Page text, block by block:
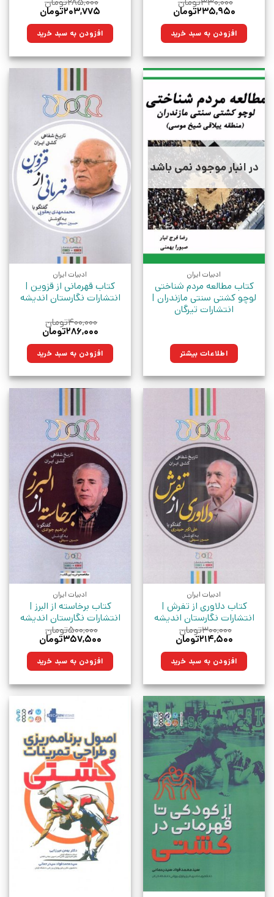
قیمت
۳۳۰,۰۰۰تومان
بود.
۲۳۵,۹۵۰تومان
۲۳۵,۹۵۰تومان.افزودن به سبد خرید
قیمت
۲۸۵,۰۰۰تومان
بود.
۲۰۳,۷۷۵تومان
۲۰۳,۷۷۵تومان.افزودن به سبد خرید
در انبار موجود نمی باشد
ادبیات ایران
کتاب مطالعه مردم شناختی
لوچو کشتی سنتی مازندران |
انتشارات تیرگان
اطلاعات بیشتر
ادبیات ایران
کتاب قهرمانی از قزوین |
انتشارات نگارستان اندیشه
۴۰۰,۰۰۰تومان
قیمت
۴۰۰,۰۰۰تومان
بود.
۲۸۶,۰۰۰تومان
۲۸۶,۰۰۰تومان.افزودن به سبد خرید
ادبیات ایران
کتاب دلاوری از تفرش |
انتشارات نگارستان اندیشه
۳۰۰,۰۰۰تومان
قیمت
۳۰۰,۰۰۰تومان
بود.
۲۱۴,۵۰۰تومان
۲۱۴,۵۰۰تومان.افزودن به سبد خرید
ادبیات ایران
کتاب برخاسته از البرز |
انتشارات نگارستان اندیشه
۵۰۰,۰۰۰تومان
قیمت
۵۰۰,۰۰۰تومان
بود.
۳۵۷,۵۰۰تومان
۳۵۷,۵۰۰تومان.افزودن به سبد خرید